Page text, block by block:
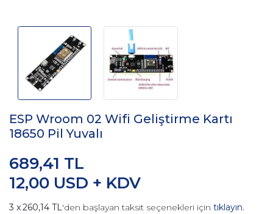
ESP Wroom 02 Wifi Geliştirme Kartı
18650 Pil Yuvalı
12,00 USD + KDV
689,41 TL
260,14 TL'den başlayan taksit seçenekleri için tıklayın.